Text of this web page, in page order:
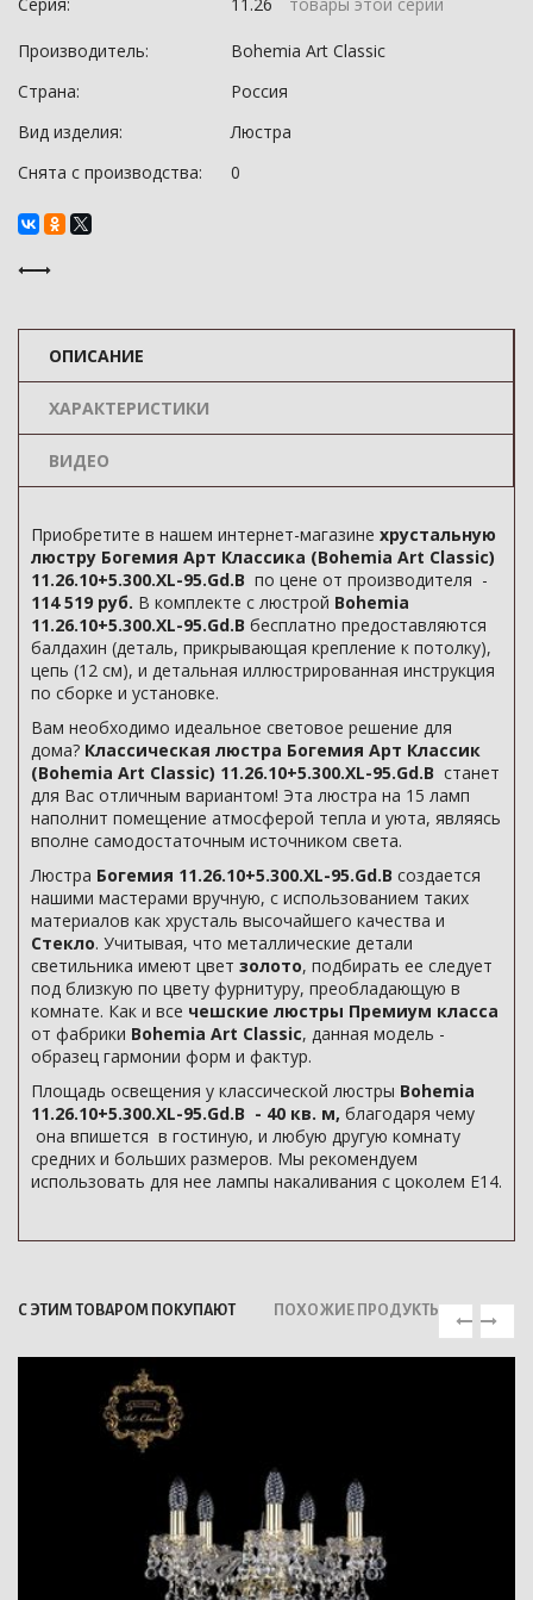
Производитель:
Bohemia Art Classic
Страна:
Россия
Вид изделия:
Люстра
Снята с производства:
0
ОПИСАНИЕ
ХАРАКТЕРИСТИКИ
ВИДЕО
Приобретите в нашем интернет-магазине хрустальную
люстру Богемия Арт Классика (Bohemia Art Classic)
11.26.10+5.300.XL-95.Gd.B по цене от производителя -
114 519 руб. В комплекте с люстрой Bohemia
11.26.10+5.300.XL-95.Gd.B бесплатно предоставляются
балдахин (деталь, прикрывающая крепление к потолку),
цепь (12 см), и детальная иллюстрированная инструкция
по сборке и установке.
Вам необходимо идеальное световое решение для
дома? Классическая люстра Богемия Арт Классик
(Bohemia Art Classic) 11.26.10+5.300.XL-95.Gd.B станет
для Вас отличным вариантом! Эта люстра на 15 ламп
наполнит помещение атмосферой тепла и уюта, являясь
вполне самодостаточным источником света.
Люстра Богемия 11.26.10+5.300.XL-95.Gd.B создается
нашими мастерами вручную, с использованием таких
материалов как хрусталь высочайшего качества и
Стекло. Учитывая, что металлические детали
светильника имеют цвет золото, подбирать ее следует
под близкую по цвету фурнитуру, преобладающую в
комнате. Как и все чешские люстры Премиум класса
от фабрики Bohemia Art Classic, данная модель -
образец гармонии форм и фактур.
Площадь освещения у классической люстры Bohemia
11.26.10+5.300.XL-95.Gd.B - 40 кв. м, благодаря чему
она впишется в гостиную, и любую другую комнату
средних и больших размеров. Мы рекомендуем
использовать для нее лампы накаливания с цоколем E14.
С ЭТИМ ТОВАРОМ ПОКУПАЮТ ПОХОЖИЕ ПРОДУКТЫ